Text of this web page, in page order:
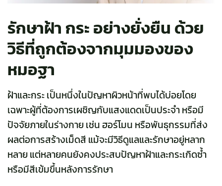
รักษาฝ้า กระ อย่างยั่งยืน ด้วย
วิธีที่ถูกต้องจากมุมมองของ
หมอฐา
ฝ้าและกระ เป็นหนึ่งในปัญหาผิวหน้าที่พบได้บ่อยโดย
เฉพาะผู้ที่ต้องการเผชิญกับแสงแดดเป็นประจำ หรือมี
ปัจจัยภายในร่างกาย เช่น ฮอร์โมน หรือพันธุกรรมที่ส่ง
ผลต่อการสร้างเม็ดสี แม้จะมีวิธีดูแลและรักษาอยู่หลาก
หลาย แต่หลายคนยังคงประสบปัญหาฝ้าและกระเกิดซ้ำ
หรือมีสีเข้มขึ้นหลังการรักษา